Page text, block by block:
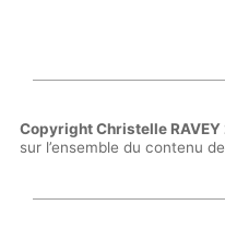
Copyright Christelle
sur l’ensemble du contenu